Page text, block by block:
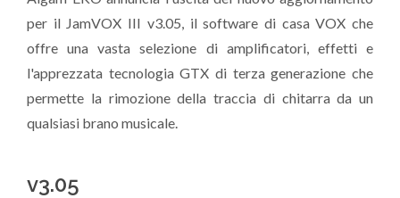
per il JamVOX III v3.05, il software di casa VOX che
offre una vasta selezione di amplificatori, effetti e
l'apprezzata tecnologia GTX di terza generazione che
permette la rimozione della traccia di chitarra da un
qualsiasi brano musicale.
v3.05